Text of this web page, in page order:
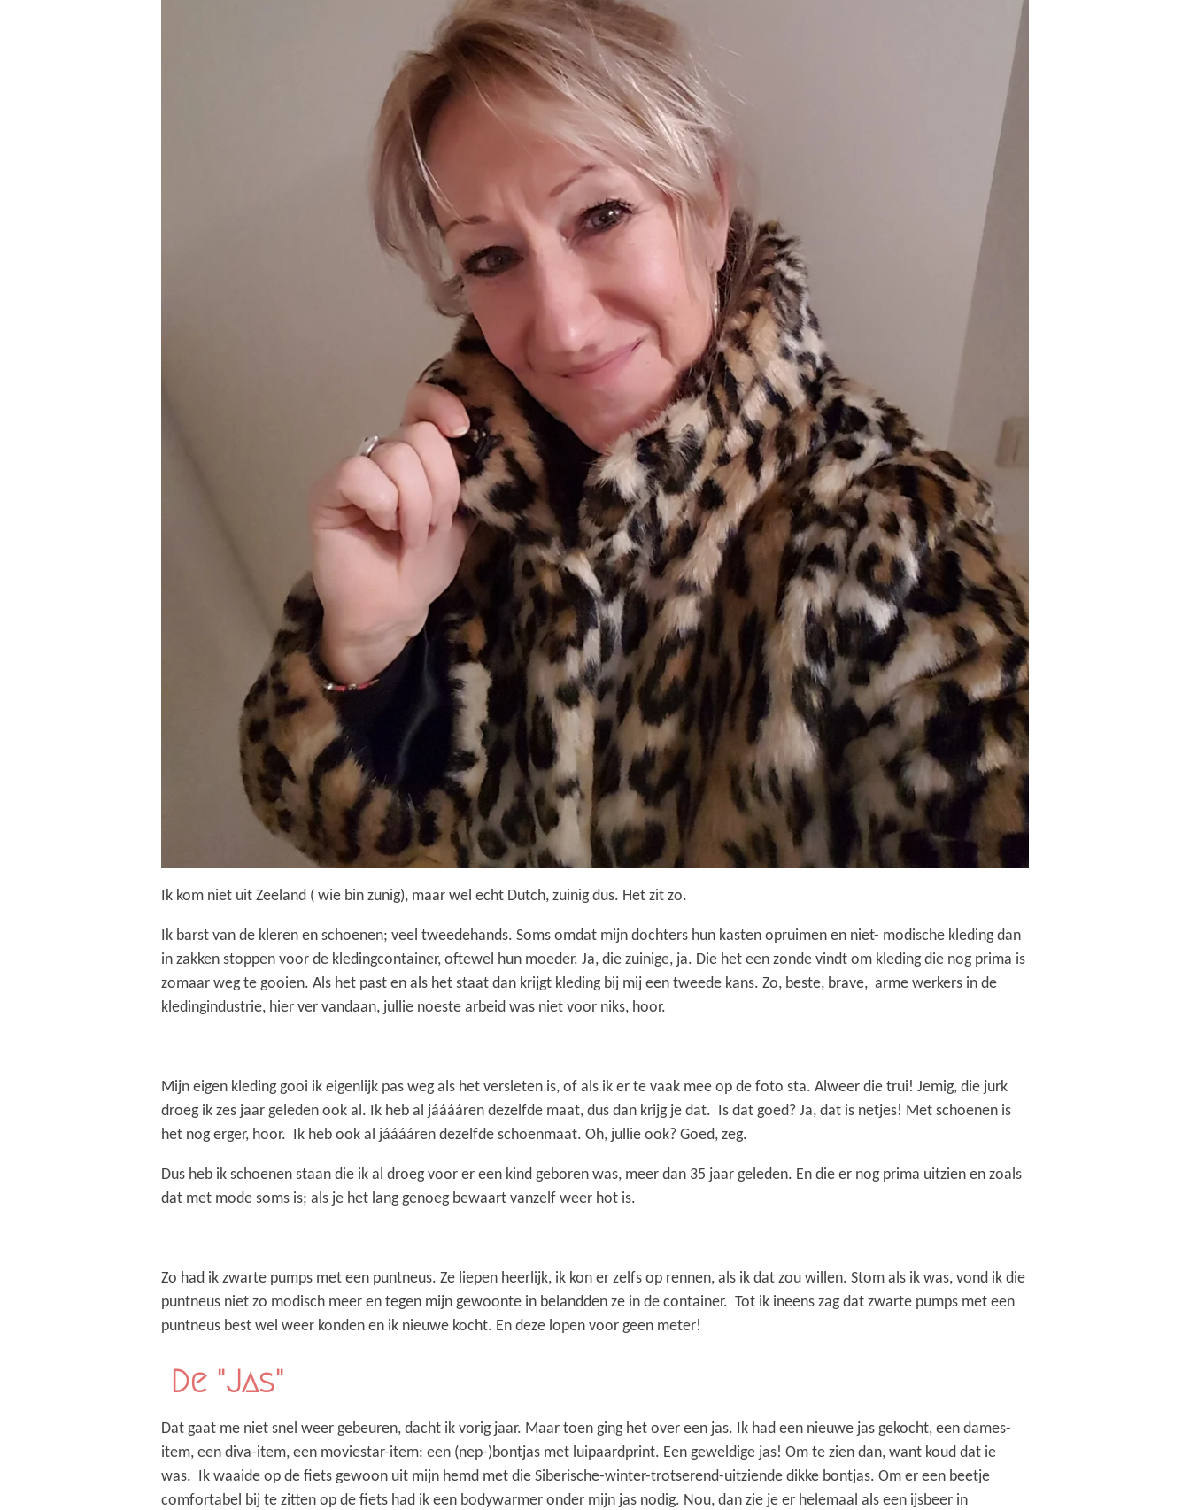
Ik kom niet uit Zeeland ( wie bin zunig), maar wel echt Dutch, zuinig dus. Het zit zo.
Ik barst van de kleren en schoenen; veel tweedehands. Soms omdat mijn dochters hun kasten opruimen en niet- modische kleding dan
in zakken stoppen voor de kledingcontainer, oftewel hun moeder. Ja, die zuinige, ja. Die het een zonde vindt om kleding die nog prima is
zomaar weg te gooien. Als het past en als het staat dan krijgt kleding bij mij een tweede kans. Zo, beste, brave, arme werkers in de
kledingindustrie, hier ver vandaan, jullie noeste arbeid was niet voor niks, hoor.
Mijn eigen kleding gooi ik eigenlijk pas weg als het versleten is, of als ik er te vaak mee op de foto sta. Alweer die trui! Jemig, die jurk
droeg ik zes jaar geleden ook al. Ik heb al jááááren dezelfde maat, dus dan krijg je dat. Is dat goed? Ja, dat is netjes! Met schoenen is
het nog erger, hoor. Ik heb ook al jááááren dezelfde schoenmaat. Oh, jullie ook? Goed, zeg.
Dus heb ik schoenen staan die ik al droeg voor er een kind geboren was, meer dan 35 jaar geleden. En die er nog prima uitzien en zoals
dat met mode soms is; als je het lang genoeg bewaart vanzelf weer hot is.
Zo had ik zwarte pumps met een puntneus. Ze liepen heerlijk, ik kon er zelfs op rennen, als ik dat zou willen. Stom als ik was, vond ik die
puntneus niet zo modisch meer en tegen mijn gewoonte in belandden ze in de container. Tot ik ineens zag dat zwarte pumps met een
puntneus best wel weer konden en ik nieuwe kocht. En deze lopen voor geen meter!
De "Jas"
Dat gaat me niet snel weer gebeuren, dacht ik vorig jaar. Maar toen ging het over een jas. Ik had een nieuwe jas gekocht, een dames-
item, een diva-item, een moviestar-item: een (nep-)bontjas met luipaardprint. Een geweldige jas! Om te zien dan, want koud dat ie
was. Ik waaide op de fiets gewoon uit mijn hemd met die Siberische-winter-trotserend-uitziende dikke bontjas. Om er een beetje
comfortabel bij te zitten op de fiets had ik een bodywarmer onder mijn jas nodig. Nou, dan zie je er helemaal als een ijsbeer in